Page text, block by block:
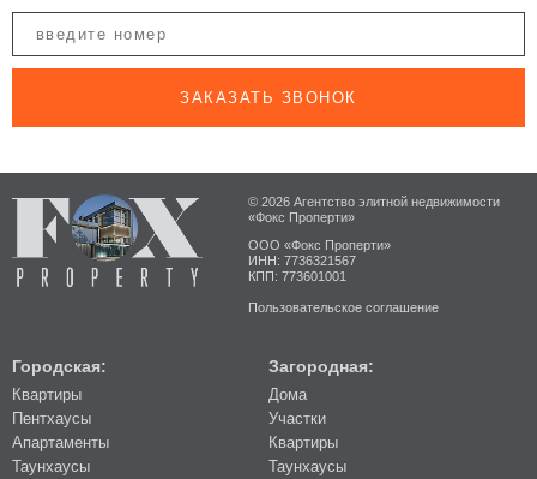
ЗАКАЗАТЬ ЗВОНОК
© 2026 Агентство элитной недвижимости
«Фокс Проперти»
ООО «Фокс Проперти»
ИНН: 7736321567
КПП: 773601001
Пользовательское соглашение
Городская:
Квартиры
Пентхаусы
Апартаменты
Таунхаусы
Загородная:
Дома
Участки
Квартиры
Таунхаусы